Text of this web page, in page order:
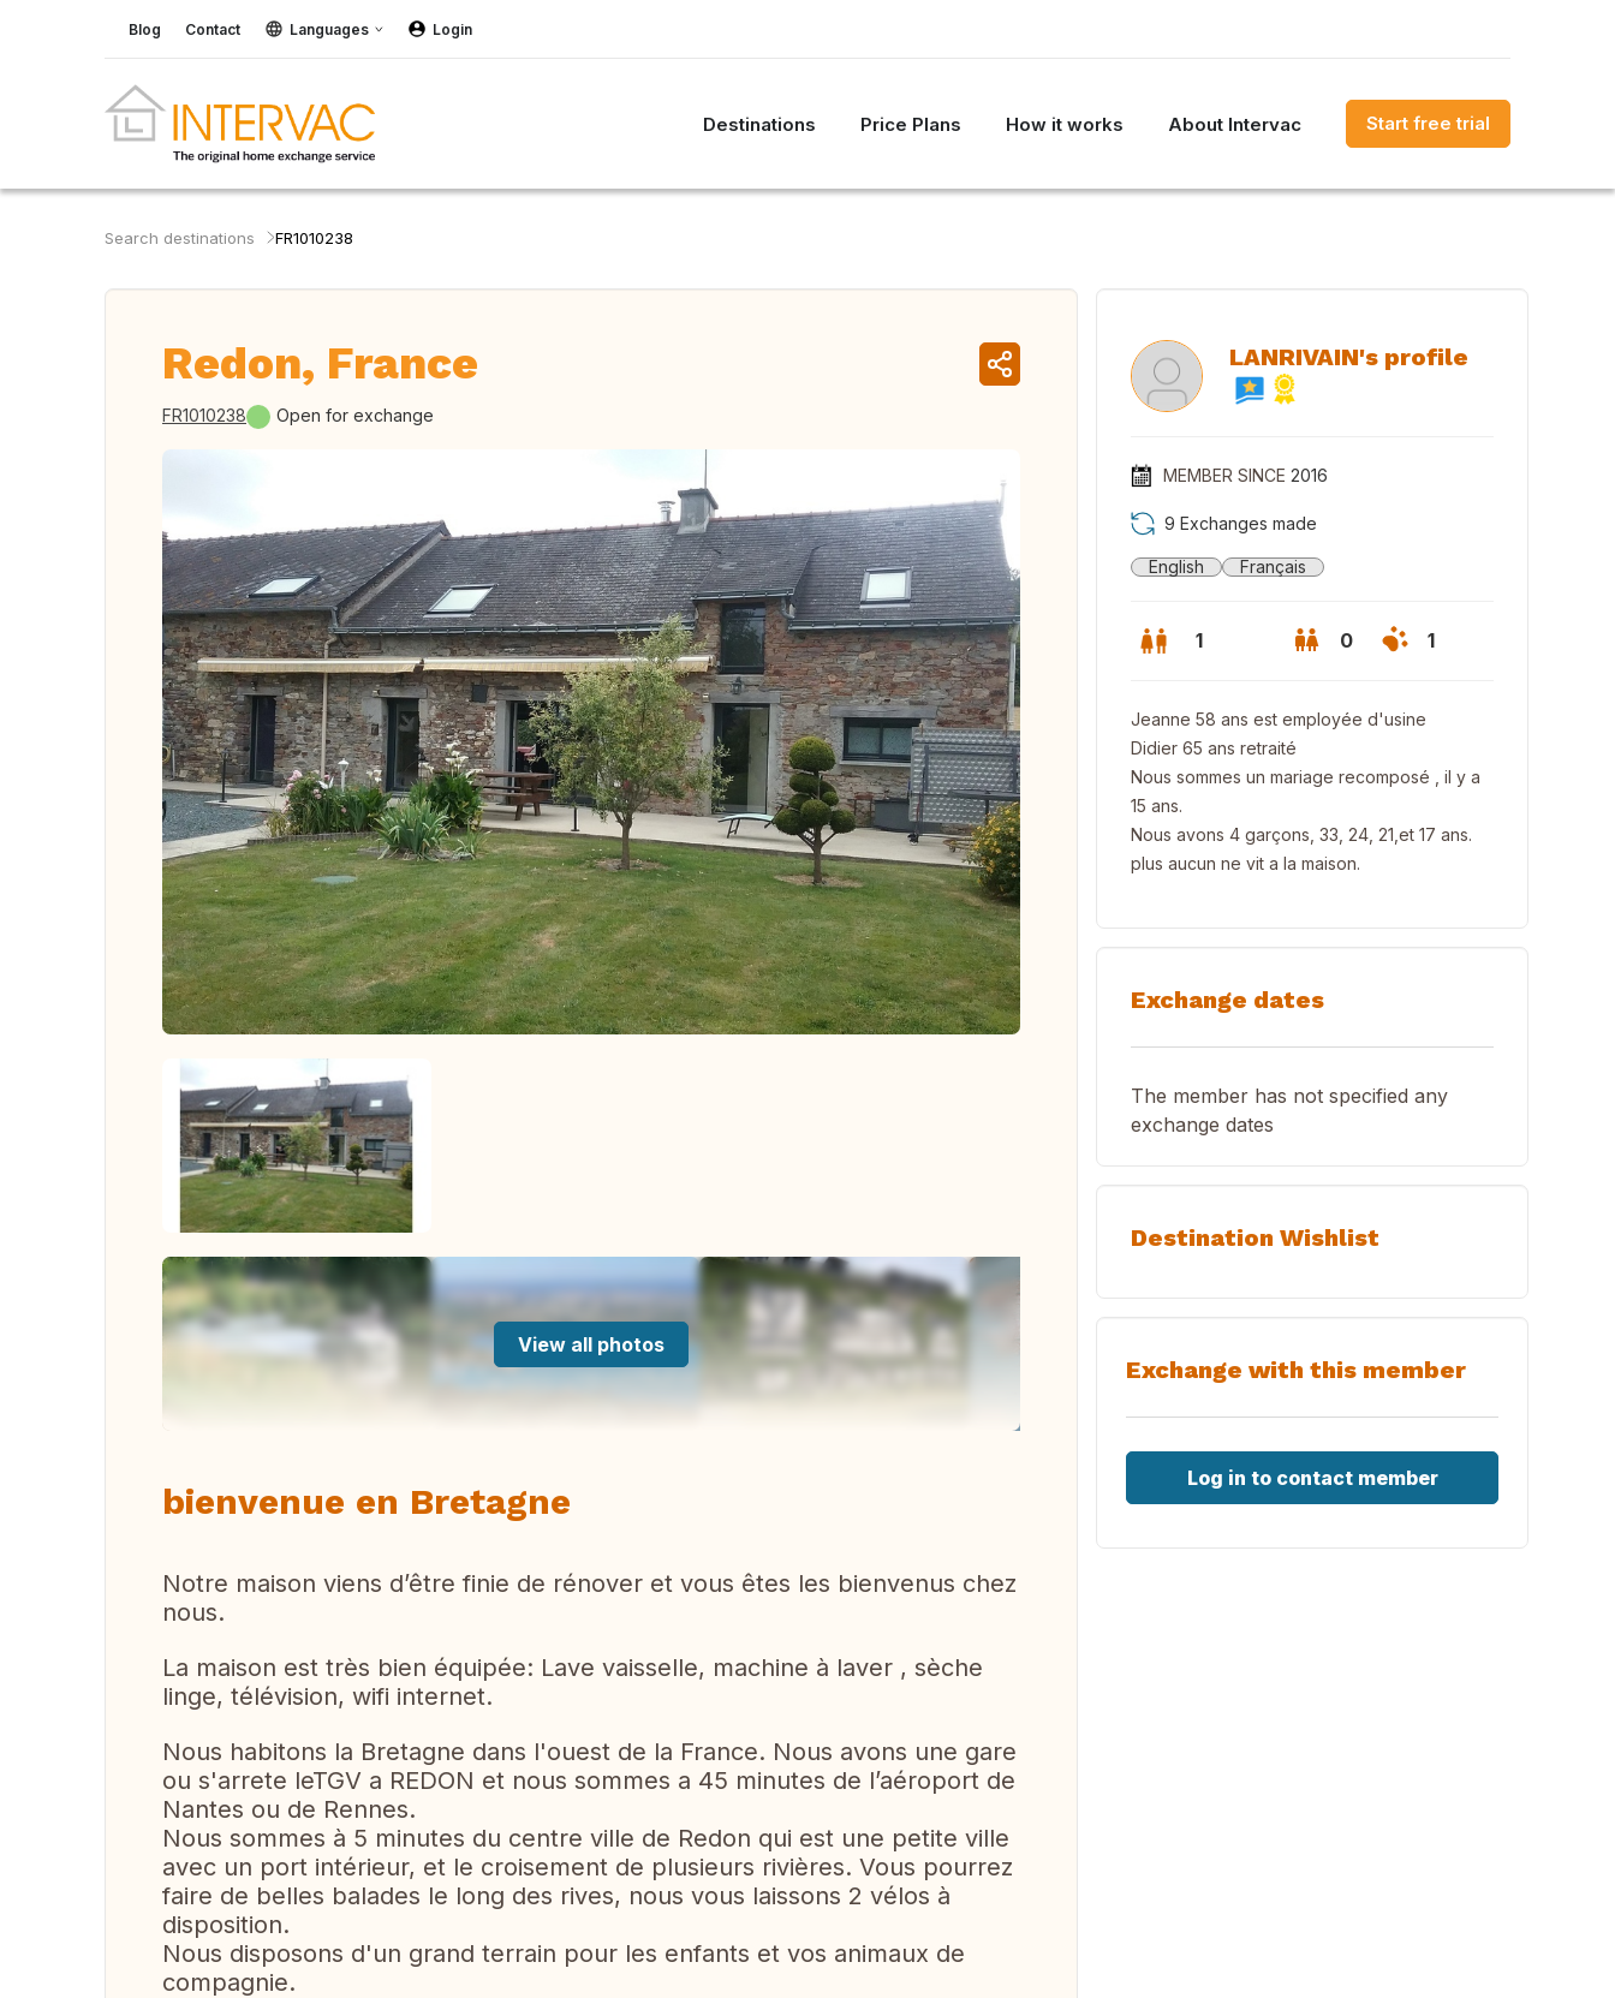
Blog Contact Languages Login
Destinations Price Plans How it works About Intervac Start free trial
Search destinations FR1010238
Redon, France
FR1010238 Open for exchange
View all photos
bienvenue en Bretagne
Notre maison viens d’être finie de rénover et vous êtes les bienvenus chez
nous.
La maison est très bien équipée: Lave vaisselle, machine à laver , sèche
linge, télévision, wifi internet.
Nous habitons la Bretagne dans l'ouest de la France. Nous avons une gare
ou s'arrete leTGV a REDON et nous sommes a 45 minutes de l’aéroport de
Nantes ou de Rennes.
Nous sommes à 5 minutes du centre ville de Redon qui est une petite ville
avec un port intérieur, et le croisement de plusieurs rivières. Vous pourrez
faire de belles balades le long des rives, nous vous laissons 2 vélos à
disposition.
Nous disposons d'un grand terrain pour les enfants et vos animaux de
compagnie.
LANRIVAIN's profile
MEMBER SINCE 2016
9 Exchanges made
English Français
1 0 1
Jeanne 58 ans est employée d'usine
Didier 65 ans retraité
Nous sommes un mariage recomposé , il y a
15 ans.
Nous avons 4 garçons, 33, 24, 21,et 17 ans.
plus aucun ne vit a la maison.
Exchange dates
The member has not specified any
exchange dates
Destination Wishlist
Exchange with this member
Log in to contact member